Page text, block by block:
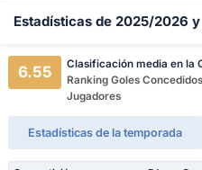
Estadísticas de 2025/2026
6.55
Clasificación media en la
Ranking Goles
Jugadores
Estadísticas de la temporada